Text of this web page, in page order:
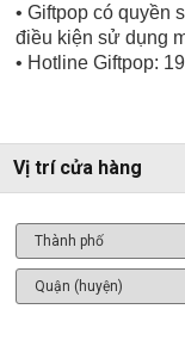
• Giftpop có quyền
điều kiện sử dụng
• Hotline Giftpop:
Vị trí cửa hàng